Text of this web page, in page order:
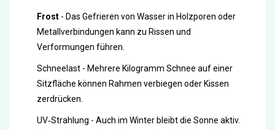
Frost - Das Gefrieren von Wasser in Holzporen oder
Metallverbindungen kann zu Rissen und
Verformungen führen.
Schneelast - Mehrere Kilogramm Schnee auf einer
Sitzfläche können Rahmen verbiegen oder Kissen
zerdrücken.
UV‑Strahlung - Auch im Winter bleibt die Sonne aktiv.